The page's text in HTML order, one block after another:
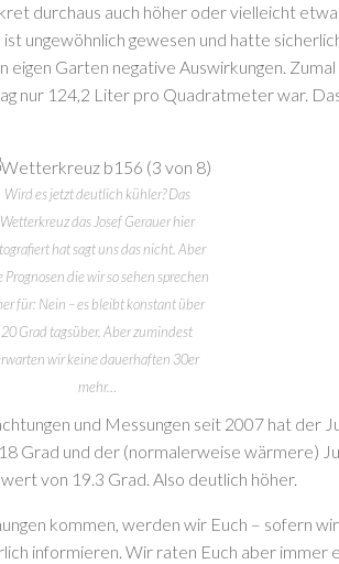
durchaus auch höher oder vielleicht
ungewöhnlich gewesen und hatte
Garten negative Auswirkungen.
nur 124,2 Liter pro Quadratmeter war.
Wird es jetzt deutlich kühler? Das
Wetterkreuz das Josef Gerauer hier
hat sagt uns das nicht. Aber
Prognosen die wir so sehen sprechen
für: Nein – es bleibt konstant über
20 Grad tagsüber. Aber zumindest
wir keine dauerhaften 30er
mehr…
und Messungen seit 2007 hat der
Grad und der (normalerweise wärmere)
von 19.3 Grad. Also deutlich höher.
kommen, werden wir Euch – sofern
informieren. Wir raten Euch aber